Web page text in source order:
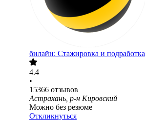
билайн: Стажировка и подработка
4.4
•
15366 отзывов
Астрахань, р-н Кировский
Можно без резюме
Откликнуться